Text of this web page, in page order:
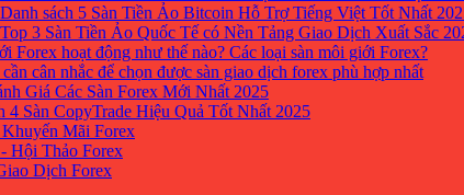
Danh sách 5 Sàn Tiền Ảo Bitcoin Hỗ Trợ Tiếng Việt Tốt Nhất
Top 3 Sàn Tiền Ảo Quốc Tế có Nền Tảng Giao Dịch Xuất Sắc
Forex hoạt động như thế nào? Các loại sàn môi giới Forex?
cân nhắc để chọn được sàn giao dịch forex phù hợp nhất
Giá Các Sàn Forex Mới Nhất 2025
4 Sàn CopyTrade Hiệu Quả Tốt Nhất 2025
Mãi Forex
Hội Thảo Forex
Dịch Forex